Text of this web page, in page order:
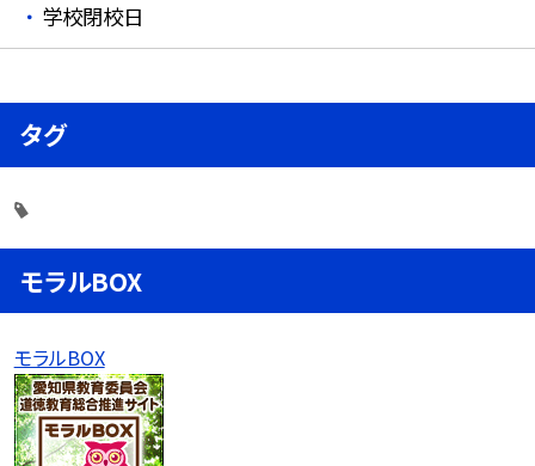
学校閉校日
タグ
モラルBOX
モラルBOX